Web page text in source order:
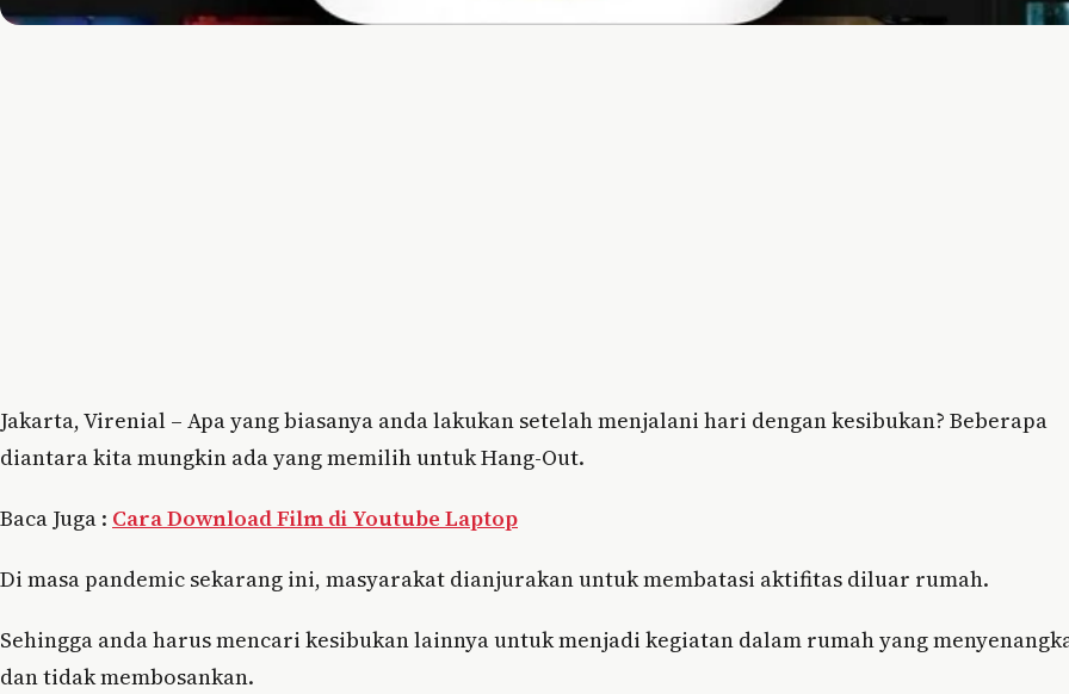
Jakarta, Virenial – Apa yang biasanya anda lakukan setelah menjalani hari dengan kesibukan? Beberapa
diantara kita mungkin ada yang memilih untuk Hang-Out.
Baca Juga : Cara Download Film di Youtube Laptop
Di masa pandemic sekarang ini, masyarakat dianjurakan untuk membatasi aktifitas diluar rumah.
Sehingga anda harus mencari kesibukan lainnya untuk menjadi kegiatan dalam rumah yang
dan tidak membosankan.